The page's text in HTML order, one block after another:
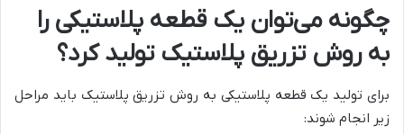
چگونه می‌توان یک قطعه پلاستیکی را
به روش تزریق پلاستیک تولید کرد؟
برای تولید یک قطعه پلاستیکی به روش تزریق پلاستیک باید مراحل
زیر انجام شوند: